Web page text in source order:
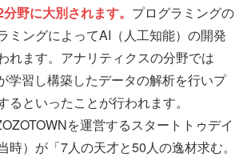
野に大別されます。 プログラミングの
ミングによってAI（人工知能）の開発
れます。アナリティクスの分野では
学習し構築したデータの解析を行いプ
るといったことが行われます。
を運営するスタートトゥデイ
時）が「7人の天才と50人の逸材求む。